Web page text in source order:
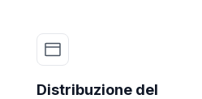
Distribuzione del